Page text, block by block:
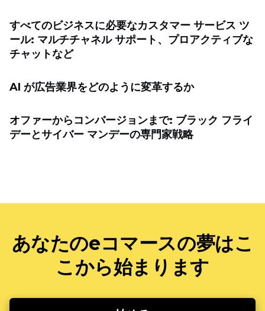
すべてのビジネスに必要なカスタマー サービス ツ
ール: マルチチャネル サポート、プロアクティブな
チャットなど
AI が広告業界をどのように変革するか
オファーからコンバージョンまで: ブラック フライ
デーとサイバー マンデーの専門家戦略
あなたのeコマースの夢はこ
こから始まります